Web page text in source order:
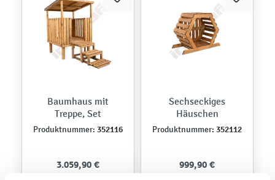
Baumhaus mit
Treppe, Set
Produktnummer: 352116
3.059,90 €
Sechseckiges
Häuschen
Produktnummer: 352112
999,90 €